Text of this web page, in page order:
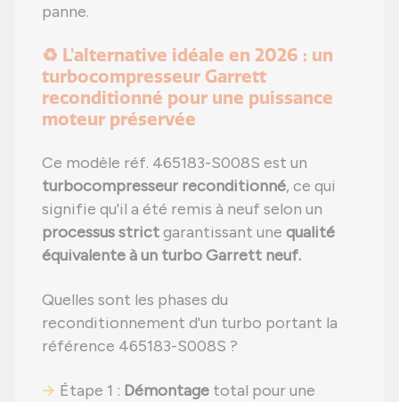
panne.
♻️ L'alternative idéale en 2026 : un
turbocompresseur Garrett
reconditionné pour une puissance
moteur préservée
Ce modèle réf. 465183-S008S est un
turbocompresseur reconditionné, ce qui
signifie qu'il a été remis à neuf selon un
processus strictgarantissant une qualité
équivalente à un turbo Garrett neuf.
Quelles sont les phases du
reconditionnement d'un turbo portant la
référence 465183-S008S ?
Étape 1 : Démontage total pour une